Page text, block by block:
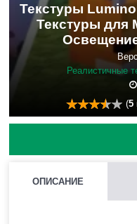
Текстуры
Текстуры для
Реалистичные
(5
ОПИСАНИЕ